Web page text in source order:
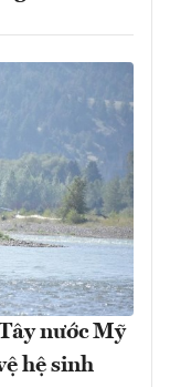
nước Mỹ
hệ sinh